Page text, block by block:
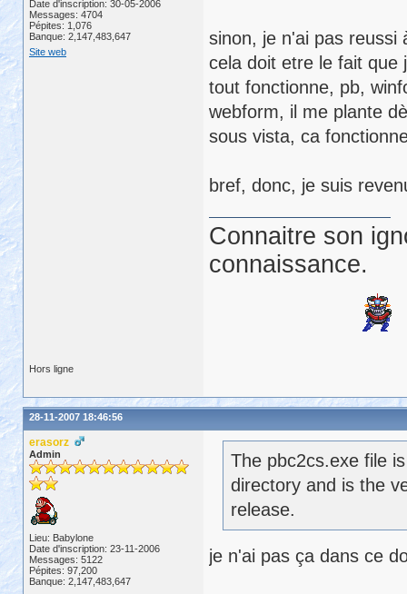
Date d'inscription: 30-05-2006
Messages: 4704
Pépites: 1,076
Banque: 2,147,483,647
Site web
sinon, je n'ai pas reussi
cela doit etre le fait que
tout fonctionne, pb,
webform, il me plante
sous vista, ca
bref, donc, je suis
Connaitre son
connaissance.
Hors ligne
28-11-2007 18:46:56
erasorz
Admin
Lieu: Babylone
Date d'inscription: 23-11-2006
Messages: 5122
Pépites: 97,200
Banque: 2,147,483,647
The pbc2cs.exe file
directory and is the
release.
je n'ai pas ça dans ce